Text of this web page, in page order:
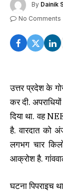
By Dainik
No Comments
उत्तर प्रदेश के
कर दी.
दिया था. वह
है. वारदात को
लगभग चार
आक्रोश है.
घटना पिपराइच